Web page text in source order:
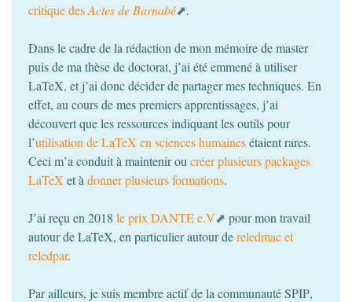
critique desActes de Barnabé .
Dans le cadre de la rédaction de mon mémoire de master
puis de ma thèse de doctorat, j’ai été emmené à utiliser
LaTeX, et j’ai donc décider de partager mes techniques. En
effet, au cours de mes premiers apprentissages, j’ai
découvert que les ressources indiquant les outils pour
l’utilisation de LaTeX en sciences humainesétaient rares.
Ceci m’a conduit à maintenir ou créer plusieurs packages
LaTeX et à donner plusieurs formations.
J’ai reçu en 2018 le prix DANTEe.V
pour mon travail
autour de LaTeX, en particulier autour dereledmac et
reledpar.
Par ailleurs, je suis membre actif de la communautéSPIP,